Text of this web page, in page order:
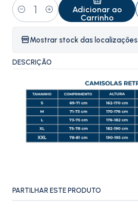
Quantidade
Adicionar ao
Carrinho
Mostrar stock das localizações
DESCRIÇÃO
PARTILHAR ESTE PRODUTO